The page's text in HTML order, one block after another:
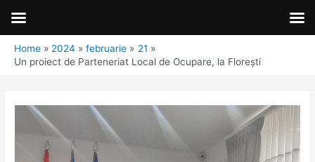
Home 2024 februarie
21
Un proiect de Parteneriat Local de Ocupare, la Florești